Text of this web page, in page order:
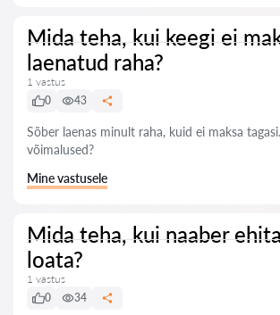
Mida teha, kui keegi ei
laenatud raha?
1 vastus
0
43
Sõber laenas minult raha, kuid ei maksa
võimalused?
Mine vastusele
Mida teha, kui naaber
loata?
1 vastus
0
34